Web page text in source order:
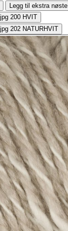
Legg til ekstra nøste
200 HVIT
202 NATURHVIT